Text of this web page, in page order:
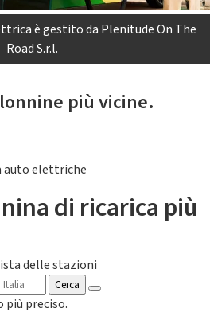
è gestito da Plenitude On The
Road S.r.l.
più vicine.
auto elettriche
di ricarica più
delle stazioni
Cerca
più preciso.